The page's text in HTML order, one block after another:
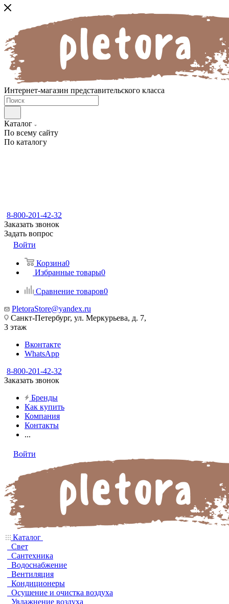
Интернет-магазин представительского класса
Каталог
По всему сайту
По каталогу
8-800-201-42-32
Заказать звонок
Задать вопрос
Войти
Корзина0
Избранные товары0
Сравнение товаров0
PletoraStore@yandex.ru
Санкт-Петербург, ул. Меркурьева, д. 7,
3 этаж
Вконтакте
WhatsApp
8-800-201-42-32
Заказать звонок
Бренды
Как купить
Компания
Контакты
...
Войти
Каталог
Свет
Сантехника
Водоснабжение
Вентиляция
Кондиционеры
Осушение и очистка воздуха
Увлажнение воздуха